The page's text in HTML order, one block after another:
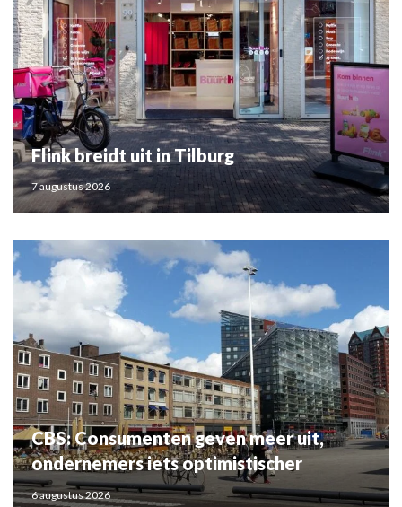
Flink breidt uit in Tilburg
7 augustus 2026
CBS: Consumenten geven meer uit,
ondernemers iets optimistischer
6 augustus 2026